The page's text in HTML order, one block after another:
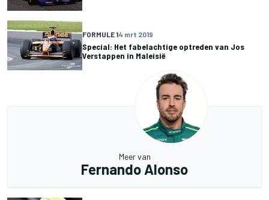
FORMULE 14 mrt 2019
Special: Het fabelachtige optreden van Jos
Verstappen in Maleisië
Meer van
Fernando Alonso